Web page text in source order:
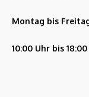
Montag bis
10:00 Uhr bis